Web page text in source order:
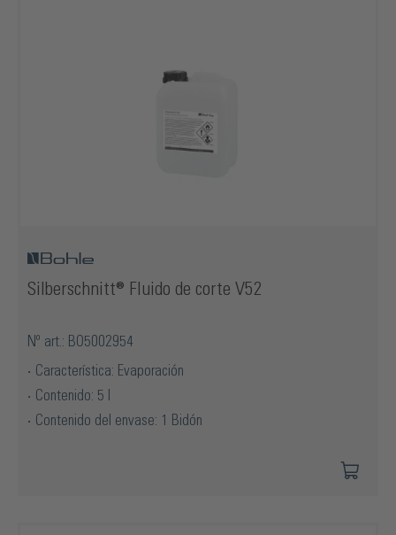
Silberschnitt® Fluido de corte V52
Nº art.: BO5002954
Característica: Evaporación
Contenido: 5 l
Contenido del envase: 1 Bidón